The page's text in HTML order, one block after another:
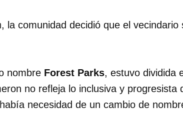
la comunidad decidió que el vecindario
nombre Forest Parks, estuvo dividida
no refleja lo inclusiva y progresista
necesidad de un cambio de